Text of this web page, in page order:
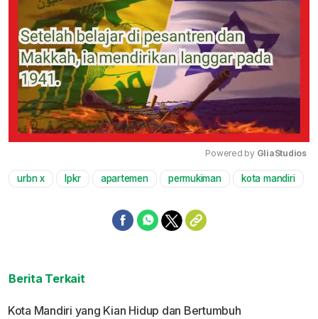
Mute
Powered by GliaStudios
urbn x lpkr apartemen permukiman kota mandiri
Berita Terkait
Kota Mandiri yang Kian Hidup dan Bertumbuh